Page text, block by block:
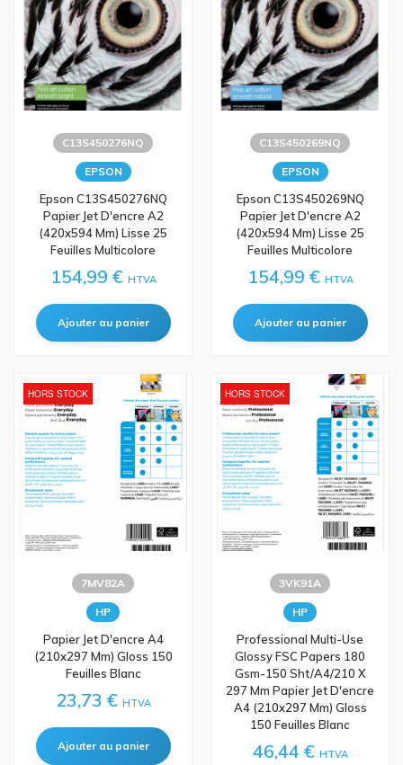
C13S450276NQ
EPSON
Epson C13S450276NQ
Papier Jet D'encre A2
(420x594 Mm) Lisse 25
Feuilles Multicolore
154,99 € HTVA
C13S450269NQ
EPSON
Epson C13S450269NQ
Papier Jet D'encre A2
(420x594 Mm) Lisse 25
Feuilles Multicolore
154,99 € HTVA
HORS STOCK
7MV82A
HP
Papier Jet D'encre A4
(210x297 Mm) Gloss 150
Feuilles Blanc
23,73 € HTVA
HORS STOCK
3VK91A
HP
Professional Multi-Use
Glossy FSC Papers 180
Gsm-150 Sht/A4/210 X
297 Mm Papier Jet D'encre
A4 (210x297 Mm) Gloss
150 Feuilles Blanc
46,44 € HTVA